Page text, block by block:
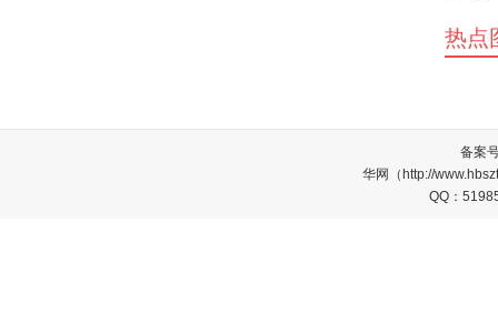
热点
备案
华网（http://
QQ：